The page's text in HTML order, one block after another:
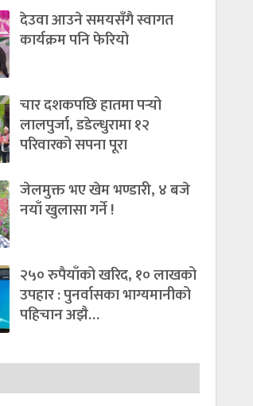
देउवा आउने समयसँगै स्वागत
कार्यक्रम पनि फेरियो
चार दशकपछि हातमा पर्‍यो
लालपुर्जा, डडेल्धुरामा १२
परिवारको सपना पूरा
जेलमुक्त भए खेम भण्डारी, ४ बजे
नयाँ खुलासा गर्ने !
२५० रुपैयाँको खरिद, १० लाखको
उपहार : पुनर्वासका भाग्यमानीको
पहिचान अझै…